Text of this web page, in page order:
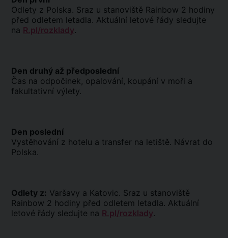
Odlety z Polska. Sraz u stanoviště Rainbow 2 hodiny
před odletem letadla. Aktuální letové řády sledujte
na R.pl/rozklady.
Den druhý až předposlední
Čas na odpočinek, opalování, koupání v moři a
fakultativní výlety.
Den poslední
Vystěhování z hotelu a transfer na letiště. Návrat do
Polska.
Odlety z: Varšavy a Katovic. Sraz u stanoviště
Rainbow 2 hodiny před odletem letadla. Aktuální
letové řády sledujte na R.pl/rozklady.